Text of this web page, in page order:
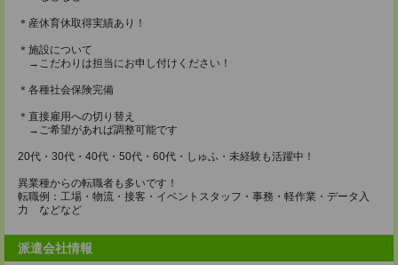
＊産休育休取得実績あり！
＊施設について
→こだわりは担当にお申し付けください！
＊各種社会保険完備
＊直接雇用への切り替え
→ご希望があれば調整可能です
20代・30代・40代・50代・60代・しゅふ・未経験も活躍中！
異業種からの転職者も多いです！
転職例：工場・物流・接客・イベントスタッフ・事務・軽作業・データ入
力 などなど
派遣会社情報